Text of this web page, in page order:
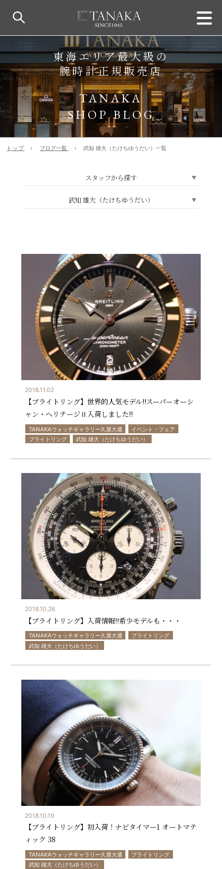
東海エリア最大級の
腕時計正規販売店
TANAKA
SHOP BLOG
トップ ブログ一覧 武知 雄大（たけちゆうだい）一覧
2018.11.02
【ブライトリング】世界的人気モデル!!スーパーオーシ
ャン・ヘリテージⅡ入荷しました!!
TANAKAウォッチギャラリー久屋大通
イベント・フェア
ブライトリング
武知 雄大（たけちゆうだい）
2018.10.26
【ブライトリング】入荷情報!!希少モデルも・・・
TANAKAウォッチギャラリー久屋大通
ブライトリング
武知 雄大（たけちゆうだい）
2018.10.19
【ブライトリング】初入荷！ナビタイマー1 オートマテ
ィック 38
TANAKAウォッチギャラリー久屋大通
ブライトリング
武知 雄大（たけちゆうだい）